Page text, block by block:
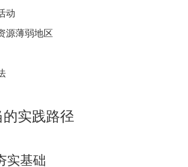
动
源薄弱地区
实践路径
实基础